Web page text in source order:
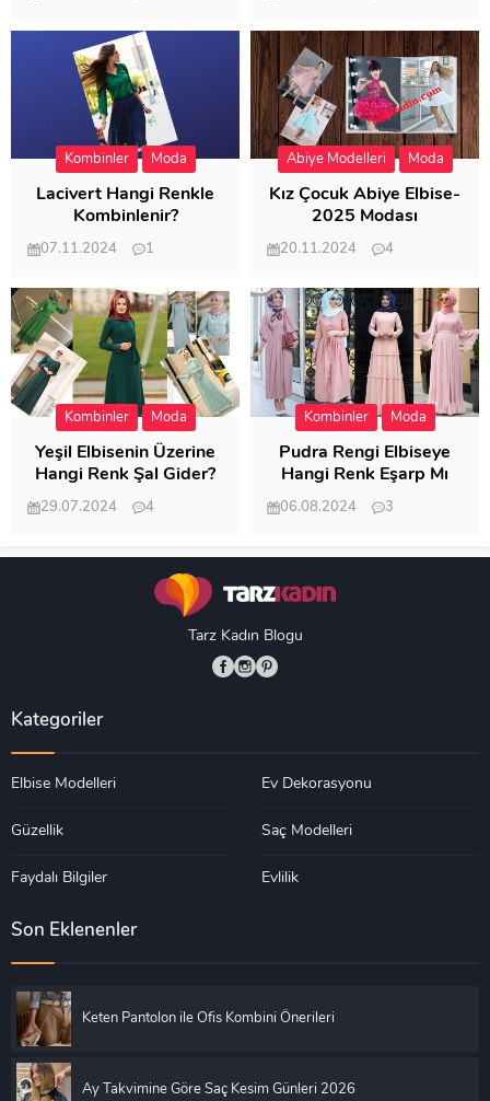
Kombinler Moda
Lacivert Hangi Renkle
Kombinlenir?
07.11.2024
1
Abiye Modelleri Moda
Kız Çocuk Abiye Elbise-
2025 Modası
20.11.2024
4
Kombinler Moda
Yeşil Elbisenin Üzerine
Hangi Renk Şal Gider?
29.07.2024
4
Kombinler Moda
Pudra Rengi Elbiseye
Hangi Renk Eşarp Mı
Dedi Birisi
06.08.2024
3
Tarz Kadın Blogu
Kategoriler
Elbise Modelleri Ev Dekorasyonu
Güzellik Saç Modelleri
Faydalı Bilgiler Evlilik
Son Eklenenler
Keten Pantolon ile Ofis Kombini Önerileri
Ay Takvimine Göre Saç Kesim Günleri 2026